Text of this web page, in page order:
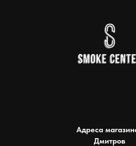
Адреса
Дмитров